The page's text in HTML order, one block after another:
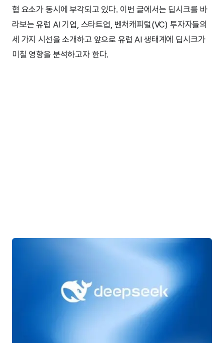
협 요소가 동시에 부각되고 있다. 이번 글에서는 딥시크를 바
라보는 유럽 AI 기업, 스타트업, 벤처캐피털(VC) 투자자들의
세 가지 시선을 소개하고 앞으로 유럽 AI 생태계에 딥시크가
미칠 영향을 분석하고자 한다.